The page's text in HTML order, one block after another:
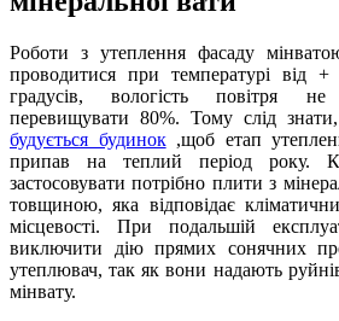
Роботи з утеплення фасаду
проводитися при температурі від
градусів, вологість повітря
перевищувати 80%. Тому слід знати,
будується будинок,щоб етап
припав на теплий період року.
застосовувати потрібно плити з
товщиною, яка відповідає
місцевості. При подальшій
виключити дію прямих сонячних
утеплювач, так як вони надають
мінвату.